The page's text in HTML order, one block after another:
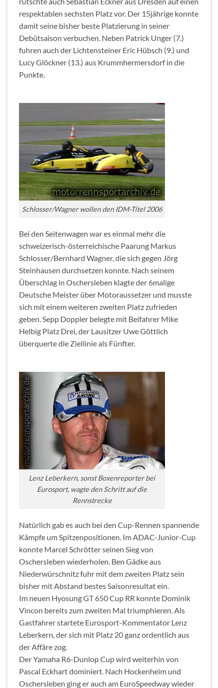
respektablen sechsten Platz vor. Der 15jährige konnte
damit seine bisher beste Platzierung in seiner
Debütsaison verbuchen. Neben Patrick Unger (7.)
fuhren auch der Lichtensteiner Eric Hübsch (9.) und
Lucy Glöckner (13.) aus Krummhermersdorf in die
Punkte.
Schlosser/Wagner wollen den IDM-Titel 2006
Bei den Seitenwagen war es einmal mehr die
schweizerisch-österreichische Paarung Markus
Schlosser/Bernhard Wagner, die sich gegen Jörg
Steinhausen durchsetzen konnte. Nach seinem
Überschlag in Oschersleben klagte der 6malige
Deutsche Meister über Motoraussetzer und musste
sich mit einem weiteren zweiten Platz zufrieden
geben. Sepp Doppler belegte mit Beifahrer Mike
Helbig Platz Drei, der Lausitzer Uwe Göttlich
überquerte die Ziellinie als Fünfter.
Lenz Leberkern, sonst Boxenreporter bei
Eurosport, wagte den Schritt auf die
Rennstrecke
Natürlich gab es auch bei den Cup-Rennen spannende
Kämpfe um Spitzenpositionen. Im ADAC-Junior-Cup
konnte Marcel Schrötter seinen Sieg von
Oschersleben wiederholen. Ben Gädke aus
Niederwürschnitz fuhr mit dem zweiten Platz sein
bisher mit Abstand bestes Saisonresultat ein.
Im neuen Hyosung GT 650 Cup RR konnte Dominik
Vincon bereits zum zweiten Mal triumphieren. Als
Gastfahrer startete Eurosport-Kommentator Lenz
Leberkern, der sich mit Platz 20 ganz ordentlich aus
der Affäre zog.
Der Yamaha R6-Dunlop Cup wird weiterhin von
Pascal Eckhart dominiert. Nach Hockenheim und
Oschersleben ging er auch am EuroSpeedway wieder